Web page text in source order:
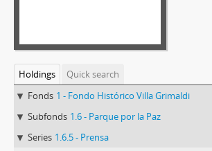
Holdings
Quick search
Fonds 1 - Fondo Histórico Villa Grimaldi
Subfonds 1.6 - Parque por la Paz
Series 1.6.5 - Prensa